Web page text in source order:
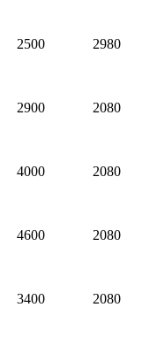
2500 2980
2900 2080
4000 2080
4600 2080
3400 2080